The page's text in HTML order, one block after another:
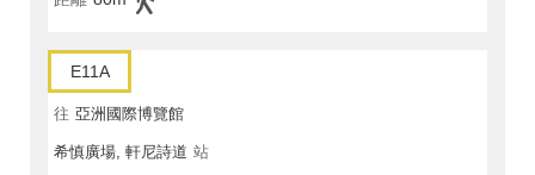
E11A
往 亞洲國際博覽館
希慎廣場, 軒尼詩道 站